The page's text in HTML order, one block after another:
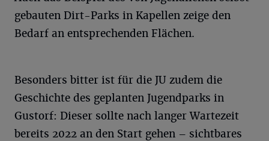
gebauten Dirt-Parks in Kapellen zeige den
Bedarf an entsprechenden Flächen.
Besonders bitter ist für die JU zudem die
Geschichte des geplanten Jugendparks in
Gustorf: Dieser sollte nach langer Wartezeit
bereits 2022 an den Start gehen – sichtbares